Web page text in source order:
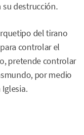
su destrucción.
del tirano
controlar el
pretende controlar
por medio